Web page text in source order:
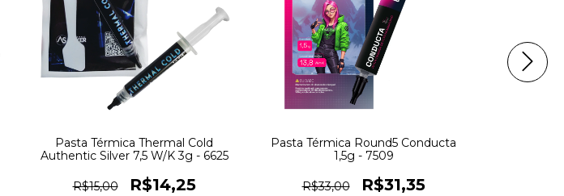
Pasta Térmica Thermal Cold
Authentic Silver 7,5 W/K 3g - 6625
R$15,00 R$14,25
Pasta Térmica Round5 Conducta
1,5g - 7509
R$33,00 R$31,35